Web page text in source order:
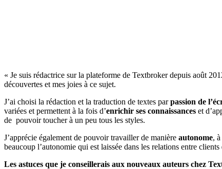
« Je suis rédactrice sur la plateforme de Textbroker depuis août
découvertes et mes joies à ce sujet.
J’ai choisi la rédaction et la traduction de textes parpassion de
variées et permettent à la fois d’enrichir ses connaissances et
de pouvoir toucher à un peu tous les styles.
J’apprécie également de pouvoir travailler de manière autonome,
beaucoup l’autonomie qui est laissée dans les relations entre clients
Les astuces que je conseillerais aux nouveaux auteurs chez